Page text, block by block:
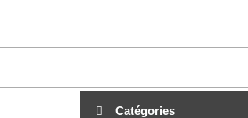
clubdial.fr
Catégories